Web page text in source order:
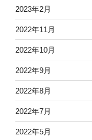
2023年2月
2022年11月
2022年10月
2022年9月
2022年8月
2022年7月
2022年5月